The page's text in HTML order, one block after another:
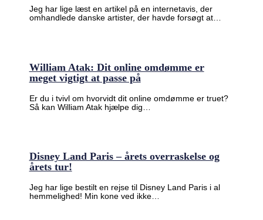
Jeg har lige læst en artikel på en internetavis, der
omhandlede danske artister, der havde forsøgt at…
William Atak: Dit online omdømme er
meget vigtigt at passe på
Er du i tvivl om hvorvidt dit online omdømme er truet?
Så kan William Atak hjælpe dig…
Disney Land Paris – årets overraskelse og
årets tur!
Jeg har lige bestilt en rejse til Disney Land Paris i al
hemmelighed! Min kone ved ikke…